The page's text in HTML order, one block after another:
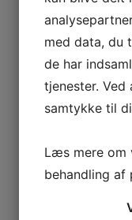
Lüttichau
Havnø
med data, du
de har
tjenester.
samtykke til
Læs mere om
behandling af